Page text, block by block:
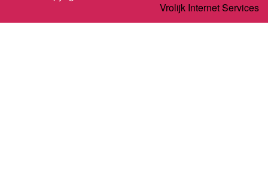
Vrolijk Internet Services